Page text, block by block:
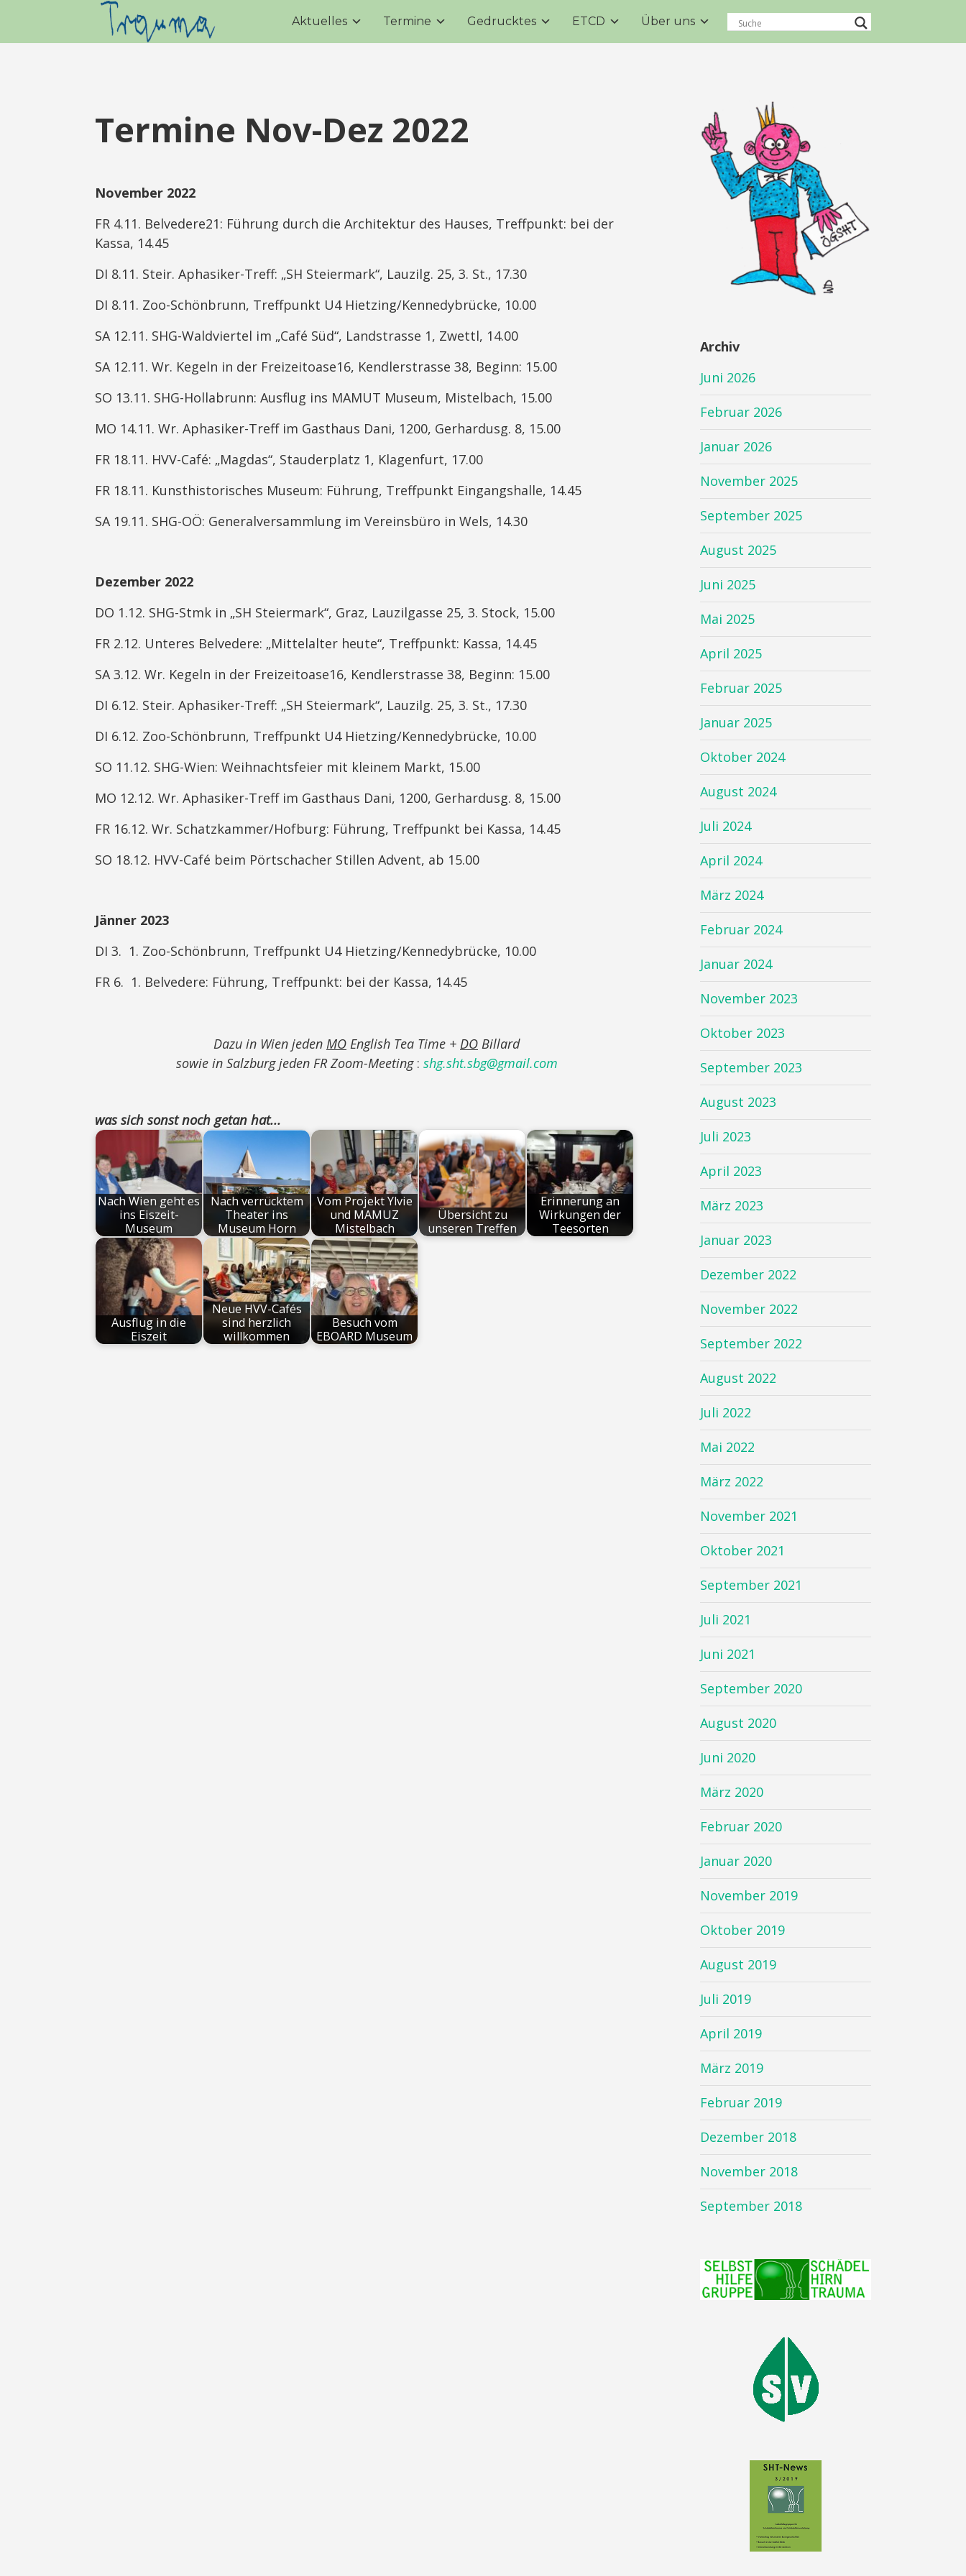
Aktuelles Termine Gedrucktes ETCD Über uns
Termine Nov-Dez 2022
November 2022
FR 4.11. Belvedere21: Führung durch die Architektur des Hauses, Treffpunkt: bei der
Kassa, 14.45
DI 8.11. Steir. Aphasiker-Treff: „SH Steiermark“, Lauzilg. 25, 3. St., 17.30
DI 8.11. Zoo-Schönbrunn, Treffpunkt U4 Hietzing/Kennedybrücke, 10.00
SA 12.11. SHG-Waldviertel im „Café Süd“, Landstrasse 1, Zwettl, 14.00
SA 12.11. Wr. Kegeln in der Freizeitoase16, Kendlerstrasse 38, Beginn: 15.00
SO 13.11. SHG-Hollabrunn: Ausflug ins MAMUT Museum, Mistelbach, 15.00
MO 14.11. Wr. Aphasiker-Treff im Gasthaus Dani, 1200, Gerhardusg. 8, 15.00
FR 18.11. HVV-Café: „Magdas“, Stauderplatz 1, Klagenfurt, 17.00
FR 18.11. Kunsthistorisches Museum: Führung, Treffpunkt Eingangshalle, 14.45
SA 19.11. SHG-OÖ: Generalversammlung im Vereinsbüro in Wels, 14.30
Dezember 2022
DO 1.12. SHG-Stmk in „SH Steiermark“, Graz, Lauzilgasse 25, 3. Stock, 15.00
FR 2.12. Unteres Belvedere: „Mittelalter heute“, Treffpunkt: Kassa, 14.45
SA 3.12. Wr. Kegeln in der Freizeitoase16, Kendlerstrasse 38, Beginn: 15.00
DI 6.12. Steir. Aphasiker-Treff: „SH Steiermark“, Lauzilg. 25, 3. St., 17.30
DI 6.12. Zoo-Schönbrunn, Treffpunkt U4 Hietzing/Kennedybrücke, 10.00
SO 11.12. SHG-Wien: Weihnachtsfeier mit kleinem Markt, 15.00
MO 12.12. Wr. Aphasiker-Treff im Gasthaus Dani, 1200, Gerhardusg. 8, 15.00
FR 16.12. Wr. Schatzkammer/Hofburg: Führung, Treffpunkt bei Kassa, 14.45
SO 18.12. HVV-Café beim Pörtschacher Stillen Advent, ab 15.00
Jänner 2023
DI 3. 1. Zoo-Schönbrunn, Treffpunkt U4 Hietzing/Kennedybrücke, 10.00
FR 6. 1. Belvedere: Führung, Treffpunkt: bei der Kassa, 14.45
Dazu in Wien jeden MO English Tea Time + DO Billard
sowie in Salzburg jeden FR Zoom-Meeting : shg.sht.sbg@gmail.com
was sich sonst noch getan hat...
Nach Wien geht es
ins Eiszeit-
Museum
Nach verrücktem
Theater ins
Museum Horn
Vom Projekt Ylvie
und MAMUZ
Mistelbach
Übersicht zu
unseren Treffen
Erinnerung an
Wirkungen der
Teesorten
Ausflug in die
Eiszeit
Neue HVV-Cafés
sind herzlich
willkommen
Besuch vom
EBOARD Museum
Archiv
Juni 2026
Februar 2026
Januar 2026
November 2025
September 2025
August 2025
Juni 2025
Mai 2025
April 2025
Februar 2025
Januar 2025
Oktober 2024
August 2024
Juli 2024
April 2024
März 2024
Februar 2024
Januar 2024
November 2023
Oktober 2023
September 2023
August 2023
Juli 2023
April 2023
März 2023
Januar 2023
Dezember 2022
November 2022
September 2022
August 2022
Juli 2022
Mai 2022
März 2022
November 2021
Oktober 2021
September 2021
Juli 2021
Juni 2021
September 2020
August 2020
Juni 2020
März 2020
Februar 2020
Januar 2020
November 2019
Oktober 2019
August 2019
Juli 2019
April 2019
März 2019
Februar 2019
Dezember 2018
November 2018
September 2018